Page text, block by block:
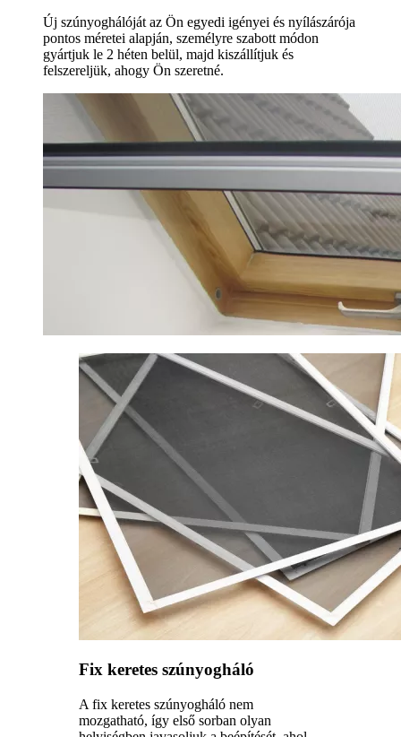
Új szúnyoghálóját az Ön egyedi igényei és nyílászárója
pontos méretei alapján, személyre szabott módon
gyártjuk le 2 héten belül, majd kiszállítjuk és
felszereljük, ahogy Ön szeretné.
Fix keretes szúnyogháló
A fix keretes szúnyogháló nem
mozgatható, így első sorban olyan